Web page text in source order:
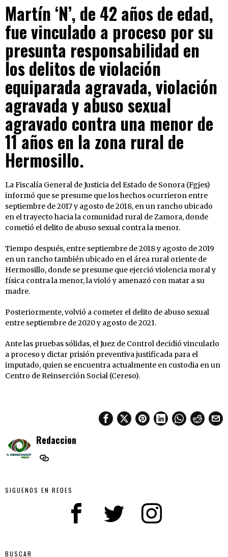
Martín ‘N’, de 42 años de edad,
fue vinculado a proceso por su
presunta responsabilidad en
los delitos de violación
equiparada agravada, violación
agravada y abuso sexual
agravado contra una menor de
11 años en la zona rural de
Hermosillo.
La Fiscalía General de Justicia del Estado de Sonora (Fgjes)
informó que se presume que los hechos ocurrieron entre
septiembre de 2017 y agosto de 2018, en un rancho ubicado
en el trayecto hacia la comunidad rural de Zamora, donde
cometió el delito de abuso sexual contra la menor.
Tiempo después, entre septiembre de 2018 y agosto de 2019
en un rancho también ubicado en el área rural oriente de
Hermosillo, donde se presume que ejerció violencia moral y
física contra la menor, la violó y amenazó con matar a su
madre.
Posteriormente, volvió a cometer el delito de abuso sexual
entre septiembre de 2020 y agosto de 2021.
Ante las pruebas sólidas, el Juez de Control decidió vincularlo
a proceso y dictar prisión preventiva justificada para el
imputado, quien se encuentra actualmente en custodia en un
Centro de Reinserción Social (Cereso).
Redaccion
SIGUENOS EN REDES
BUSCAR